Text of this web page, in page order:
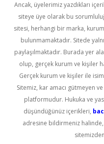
Ancak, üyelerimiz yazdıkları
siteye üye olarak bu
sitesi, herhangi bir marka,
bulunmamaktadır. Sitede
paylaşılmaktadır. Burada yer
olup, gerçek kurum ve kişiler
Gerçek kurum ve kişiler ile
Sitemiz, kar amacı gütmeyen
platformudur. Hukuka ve
düşündüğünüz içerikleri,
adresine bildirmeniz